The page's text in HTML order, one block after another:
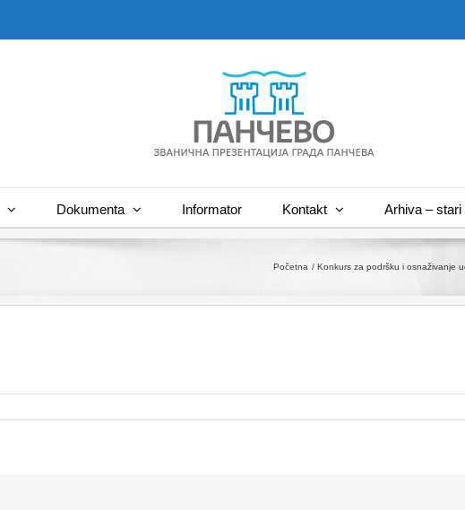
Dokumenta Informator Kontakt Arhiva – stari
Početna Konkurs za podršku i osnaživanje